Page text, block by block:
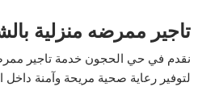
تاجير ممرضه منزلية
نقدم في حي الحجون خدمة تاجير
لتوفير رعاية صحية مريحة وآمنة داخل